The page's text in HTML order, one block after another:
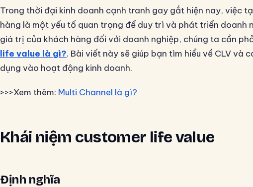
Trong thời đại kinh doanh cạnh tranh gay gắt hiện nay, việc
hàng là một yếu tố quan trọng để duy trì và phát triển doanh
giá trị của khách hàng đối với doanh nghiệp, chúng ta cần
life value là gì?. Bài viết này sẽ giúp bạn tìm hiểu về CLV và
dụng vào hoạt động kinh doanh.
>>>Xem thêm: Multi Channel là gì?
Khái niệm customer life value
Định nghĩa